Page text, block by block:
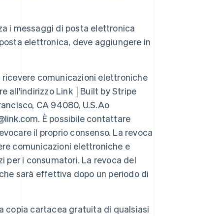
i messaggi di posta elettronica
elettronica, deve aggiungere in
ricevere comunicazioni elettroniche
all'indirizzo Link │Built by Stripe
CA 94080, U.S.Ao
È possibile contattare
il proprio consenso. La revoca
comunicazioni elettroniche e
per i consumatori. La revoca del
sarà effettiva dopo un periodo di
copia cartacea gratuita di qualsiasi